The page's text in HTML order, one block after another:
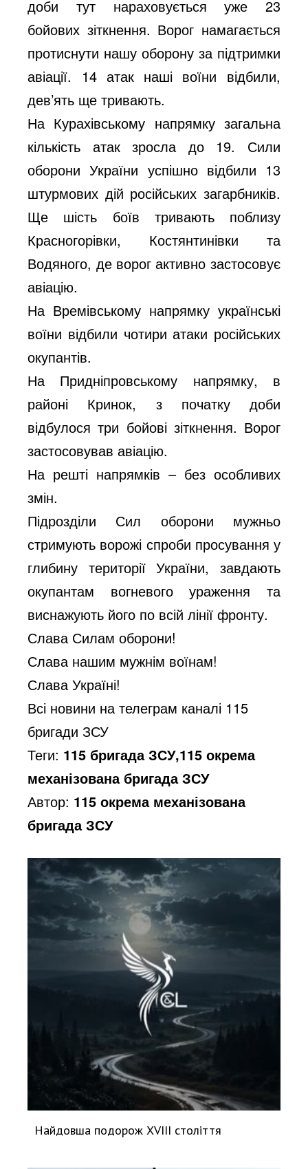
доби тут нараховується уже 23
бойових зіткнення. Ворог намагається
протиснути нашу оборону за підтримки
авіації. 14 атак наші воїни відбили,
дев’ять ще тривають.
На Курахівському напрямку загальна
кількість атак зросла до 19. Сили
оборони України успішно відбили 13
штурмових дій російських загарбників.
Ще шість боїв тривають поблизу
Красногорівки, Костянтинівки та
Водяного, де ворог активно застосовує
авіацію.
На Времівському напрямку українські
воїни відбили чотири атаки російських
окупантів.
На Придніпровському напрямку, в
районі Кринок, з початку доби
відбулося три бойові зіткнення. Ворог
застосовував авіацію.
На решті напрямків – без особливих
змін.
Підрозділи Сил оборони мужньо
стримують ворожі спроби просування у
глибину території України, завдають
окупантам вогневого ураження та
виснажують його по всій лінії фронту.
Слава Силам оборони!
Слава нашим мужнім воїнам!
Слава Україні!
Всі новини на телеграм каналі 115
бригади ЗСУ
Теги: 115 бригада ЗСУ,115 окрема
механізована бригада ЗСУ
Автор: 115 окрема механізована
бригада ЗСУ
Найдовша подорож XVIII століття